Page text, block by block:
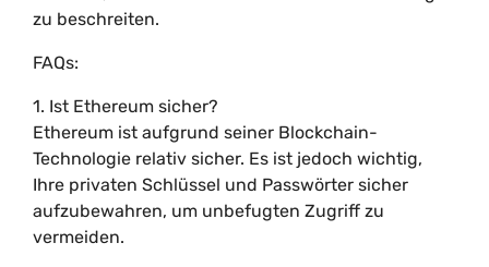
zu beschreiten.
FAQs:
1. Ist Ethereum sicher?
Ethereum ist aufgrund seiner Blockchain-
Technologie relativ sicher. Es ist jedoch wichtig,
Ihre privaten Schlüssel und Passwörter sicher
aufzubewahren, um unbefugten Zugriff zu
vermeiden.